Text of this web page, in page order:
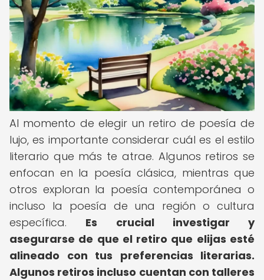
Al momento de elegir un retiro de poesía de
lujo, es importante considerar cuál es el estilo
literario que más te atrae. Algunos retiros se
enfocan en la poesía clásica, mientras que
otros exploran la poesía contemporánea o
incluso la poesía de una región o cultura
específica. Es crucial investigar y
asegurarse de que el retiro que elijas esté
alineado con tus preferencias literarias.
Algunos retiros incluso cuentan con talleres